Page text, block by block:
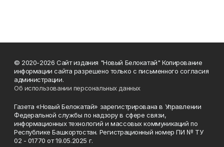
© 2020-2026 Сайт издания "Новый Белокатай" Копирование
информации сайта разрешено только с письменного согласия
администрации.
Об использовании персональных данных
Газета «Новый Белокатай» зарегистрирована в Управлении
Федеральной службы по надзору в сфере связи,
информационных технологий и массовых коммуникаций по
Республике Башкортостан. Регистрационный номер ПИ № ТУ
02 - 01770 от 19.05.2025 г.